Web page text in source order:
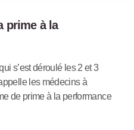
prime à la
s’est déroulé les 2 et 3
les médecins à
de prime à la performance